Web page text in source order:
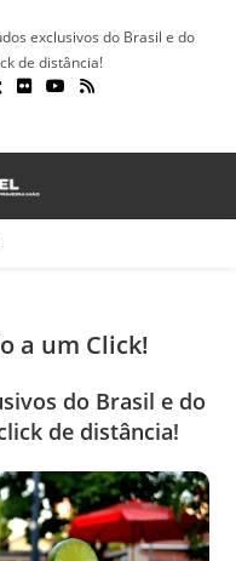
exclusivos do Brasil e do
de distância!
a um Click!
do Brasil e do
de distância!